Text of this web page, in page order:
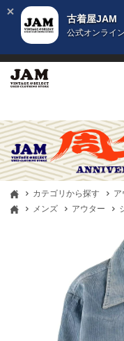
古着屋JAM
公式オンライ
カテゴリから探す ア
メンズ
アウター